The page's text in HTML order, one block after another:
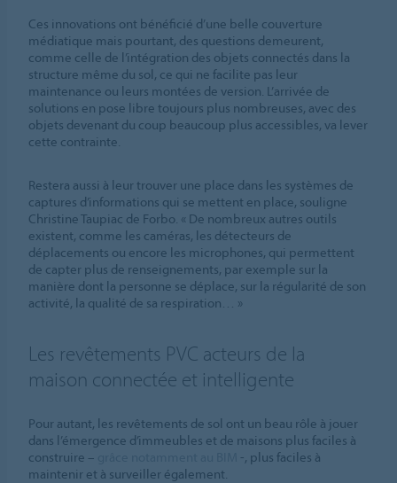
Ces innovations ont bénéficié d’une belle couverture
médiatique mais pourtant, des questions demeurent,
comme celle de l’intégration des objets connectés dans la
structure même du sol, ce qui ne facilite pas leur
maintenance ou leurs montées de version. L’arrivée de
solutions en pose libre toujours plus nombreuses, avec des
objets devenant du coup beaucoup plus accessibles, va lever
cette contrainte.
Restera aussi à leur trouver une place dans les systèmes de
captures d’informations qui se mettent en place, souligne
Christine Taupiac de Forbo. « De nombreux autres outils
existent, comme les caméras, les détecteurs de
déplacements ou encore les microphones, qui permettent
de capter plus de renseignements, par exemple sur la
manière dont la personne se déplace, sur la régularité de son
activité, la qualité de sa respiration… »
Les revêtements PVC acteurs de la
maison connectée et intelligente
Pour autant, les revêtements de sol ont un beau rôle à jouer
dans l’émergence d’immeubles et de maisons plus faciles à
construire –
-, plus faciles à
maintenir et à surveiller également.